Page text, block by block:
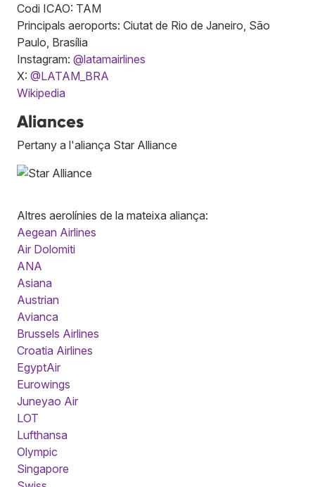
Codi ICAO: TAM
Principals aeroports: Ciutat de Rio de Janeiro, São
Paulo, Brasília
Instagram: @latamairlines
X: @LATAM_BRA
Wikipedia
Aliances
Pertany a l'aliança Star Alliance
Altres aerolínies de la mateixa aliança:
Aegean Airlines
Air Dolomiti
ANA
Asiana
Austrian
Avianca
Brussels Airlines
Croatia Airlines
EgyptAir
Eurowings
Juneyao Air
LOT
Lufthansa
Olympic
Singapore